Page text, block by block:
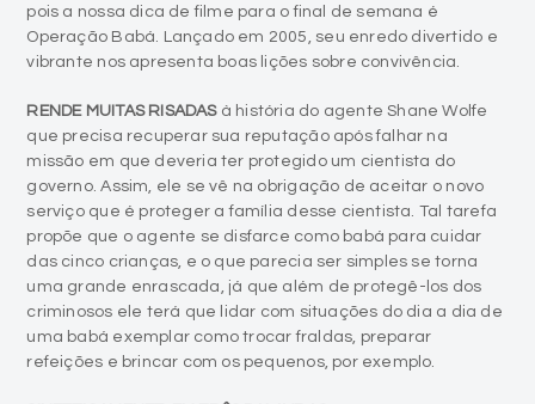
pois a nossa dica de filme para o final de semana é
Operação Babá. Lançado em 2005, seu enredo divertido e
vibrante nos apresenta boas lições sobre convivência.
RENDE MUITAS RISADASà história do agente Shane Wolfe
que precisa recuperar sua reputação após falhar na
missão em que deveria ter protegido um cientista do
governo. Assim, ele se vê na obrigação de aceitar o novo
serviço que é proteger a família desse cientista. Tal tarefa
propõe que o agente se disfarce como babá para cuidar
das cinco crianças, e o que parecia ser simples se torna
uma grande enrascada, já que além de protegê-los dos
criminosos ele terá que lidar com situações do dia a dia de
uma babá exemplar como trocar fraldas, preparar
refeições e brincar com os pequenos, por exemplo.